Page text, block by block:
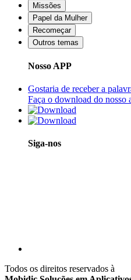
Missões
Papel da Mulher
Recomeçar
Outros temas
Nosso APP
Gostaria de receber a
Faça o download do nosso
Siga-nos
Todos os direitos reservados à